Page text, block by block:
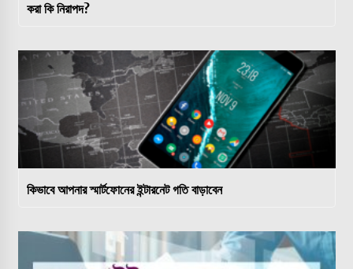
করা কি নিরাপদ?
কিভাবে আপনার স্মার্টফোনের ইন্টারনেট গতি বাড়াবেন